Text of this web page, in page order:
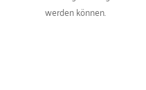
werden können.